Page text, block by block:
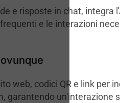
e risposte in chat, integra
e le interazioni
web, codici QR e link per
garantendo un'interazione